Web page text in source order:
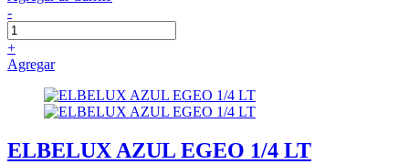
-
+
Agregar
ELBELUX AZUL EGEO 1/4 LT